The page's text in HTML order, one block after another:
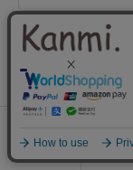
がま口
アクセサリー